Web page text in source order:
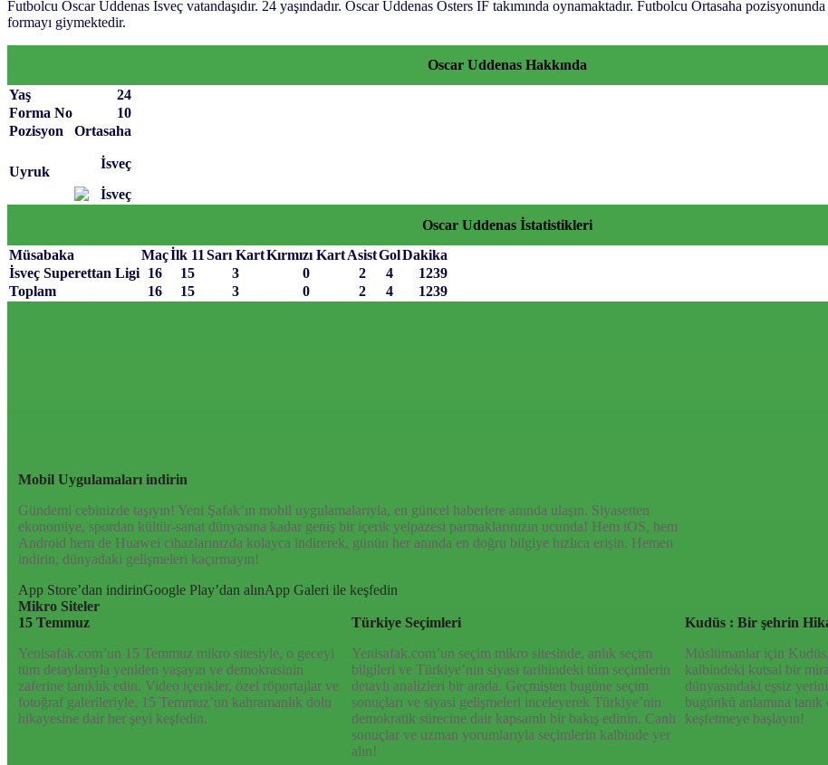
Futbolcu Oscar Uddenas İsveç vatandaşıdır. 24 yaşındadır. Oscar Uddenas Östers IF takımında oynamaktadır. Futbolcu Ortasaha
formayı giymektedir.
Oscar Uddenas Hakkında
Yaş
24
Forma No
10
Pozisyon
Ortasaha
Uyruk
İsveç
Oscar Uddenas İstatistikleri
Müsabaka
Maçİlk 11 Sarı KartKırmızı KartAsistGolDakika
İsveç Superettan Ligi 16 15 3 0 2 4
1239
Toplam
16 15 3 0 2 4
1239
Mobil Uygulamaları indirin
Gündemi cebinizde taşıyın! Yeni Şafak’ın mobil uygulamalarıyla, en güncel haberlere anında ulaşın. Siyasetten
ekonomiye, spordan kültür-sanat dünyasına kadar geniş bir içerik yelpazesi parmaklarınızın ucunda! Hem iOS, hem
Android hem de Huawei cihazlarınızda kolayca indirerek, günün her anında en doğru bilgiye hızlıca erişin. Hemen
indirin, dünyadaki gelişmeleri kaçırmayın!
App Store’dan indirinGoogle Play’dan alınApp Galeri ile keşfedin
Mikro Siteler
15 Temmuz
Yenisafak.com’un 15 Temmuz mikro sitesiyle, o geceyi
tüm detaylarıyla yeniden yaşayın ve demokrasinin
zaferine tanıklık edin. Video içerikler, özel röportajlar ve
fotoğraf galerileriyle, 15 Temmuz’un kahramanlık dolu
hikayesine dair her şeyi keşfedin.
Türkiye Seçimleri
Yenisafak.com’un seçim mikro sitesinde, anlık seçim
bilgileri ve Türkiye’nin siyasi tarihindeki tüm seçimlerin
detaylı analizleri bir arada. Geçmişten bugüne seçim
sonuçları ve siyasi gelişmeleri inceleyerek Türkiye’nin
demokratik sürecine dair kapsamlı bir bakış edinin. Canlı
sonuçlar ve uzman yorumlarıyla seçimlerin kalbinde yer
alın!
Kudüs : Bir şehrin
Müslümanlar için
kalbindeki kutsal bir
dünyasındaki eşsiz
bugünkü anlamına
keşfetmeye başlayın!